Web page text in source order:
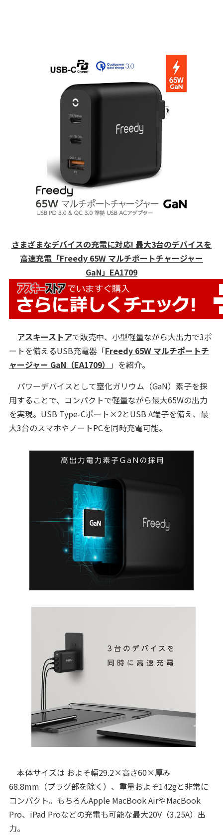
さまざまなデバイスの充電に対応! 最大3台のデバイスを
高速充電「Freedy 65W マルチポートチャージャー
GaN」EA1709
アスキーストアで販売中、小型軽量ながら大出力で3ポ
ートを備えるUSB充電器「Freedy 65W マルチポートチ
ャージャー GaN（EA1709）
」を紹介。
パワーデバイスとして窒化ガリウム（GaN）素子を採
用することで、コンパクトで軽量ながら最大65Wの出力
を実現。USB Type-Cポート×2とUSB A端子を備え、最
大3台のスマホやノートPCを同時充電可能。
本体サイズは およそ幅29.2×高さ60×厚み
68.8mm（プラグ部を除く）、重量およそ142gと非常に
コンパクト。もちろんApple MacBook AirやMacBook
Pro、iPad Proなどの充電も可能な最大20V（3.25A）出
力。